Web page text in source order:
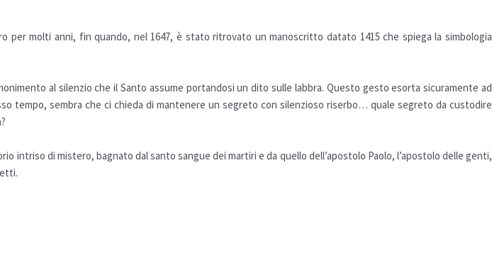
per molti anni, fin quando, nel 1647, è stato ritrovato un manoscritto datato 1415 che spiega la simbologia
al silenzio che il Santo assume portandosi un dito sulle labbra. Questo gesto esorta sicuramente ad
tempo, sembra che ci chieda di mantenere un segreto con silenzioso riserbo… qualesegreto da custodire
intriso di mistero, bagnato dal santosangue dei martiri e da quello dell’apostolo Paolo, l’apostolo delle genti,